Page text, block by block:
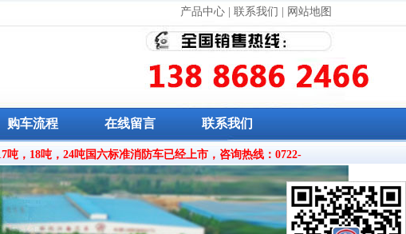
产品中心 联系我们 网站地图
购车流程 在线留言 联系我们
吨，18吨，24吨国六标准消防车已经上市，咨询热线：0722-